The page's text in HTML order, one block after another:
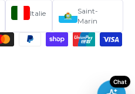
Italie
Saint-
Marin